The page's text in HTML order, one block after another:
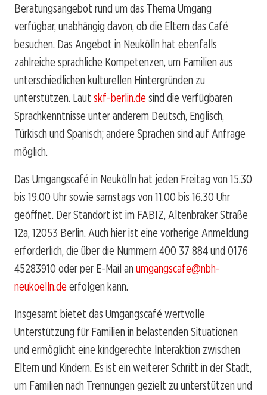
Beratungsangebot rund um das Thema Umgang
verfügbar, unabhängig davon, ob die Eltern das Café
besuchen. Das Angebot in Neukölln hat ebenfalls
zahlreiche sprachliche Kompetenzen, um Familien aus
unterschiedlichen kulturellen Hintergründen zu
unterstützen. Laut skf-berlin.de sind die verfügbaren
Sprachkenntnisse unter anderem Deutsch, Englisch,
Türkisch und Spanisch; andere Sprachen sind auf Anfrage
möglich.
Das Umgangscafé in Neukölln hat jeden Freitag von 15.30
bis 19.00 Uhr sowie samstags von 11.00 bis 16.30 Uhr
geöffnet. Der Standort ist im FABIZ, Altenbraker Straße
12a, 12053 Berlin. Auch hier ist eine vorherige Anmeldung
erforderlich, die über die Nummern 400 37 884 und 0176
45283910 oder per E-Mail an umgangscafe@nbh-
neukoelln.de erfolgen kann.
Insgesamt bietet das Umgangscafé wertvolle
Unterstützung für Familien in belastenden Situationen
und ermöglicht eine kindgerechte Interaktion zwischen
Eltern und Kindern. Es ist ein weiterer Schritt in der Stadt,
um Familien nach Trennungen gezielt zu unterstützen und